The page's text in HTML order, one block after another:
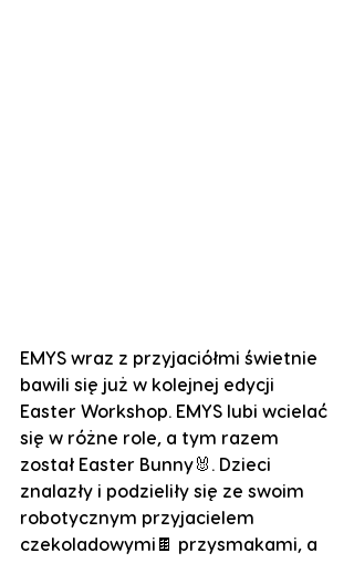
EMYS wraz z przyjaciółmi świetnie
bawili się już w kolejnej edycji
Easter Workshop. EMYS lubi wcielać
się w różne role, a tym razem
został Easter Bunny🐰. Dzieci
znalazły i podzieliły się ze swoim
robotycznym przyjacielem
czekoladowymi🍫 przysmakami, a